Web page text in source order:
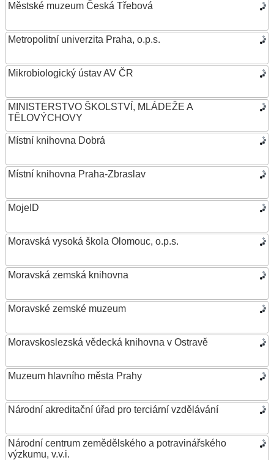
Městské muzeum Česká Třebová
Metropolitní univerzita Praha, o.p.s.
Mikrobiologický ústav AV ČR
MINISTERSTVO ŠKOLSTVÍ, MLÁDEŽE A
TĚLOVÝCHOVY
Místní knihovna Dobrá
Místní knihovna Praha-Zbraslav
MojeID
Moravská vysoká škola Olomouc, o.p.s.
Moravská zemská knihovna
Moravské zemské muzeum
Moravskoslezská vědecká knihovna v Ostravě
Muzeum hlavního města Prahy
Národní akreditační úřad pro terciární vzdělávání
Národní centrum zemědělského a potravinářského
výzkumu, v.v.i.